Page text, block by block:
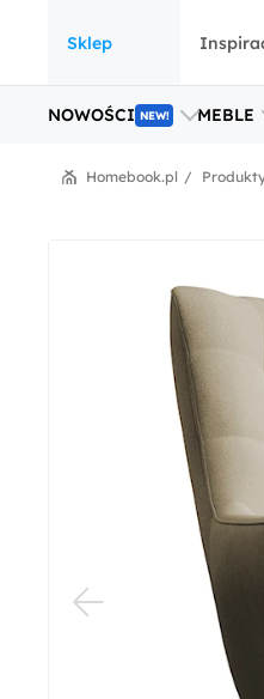
Sklep
NOWOŚCI NEW! MEBLE
Homebook.pl